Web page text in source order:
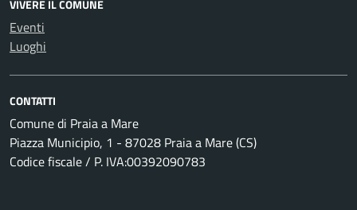
VIVERE IL COMUNE
Eventi
Luoghi
CONTATTI
Comune di Praia a Mare
Piazza Municipio, 1 - 87028 Praia a Mare (CS)
Codice fiscale / P. IVA:00392090783